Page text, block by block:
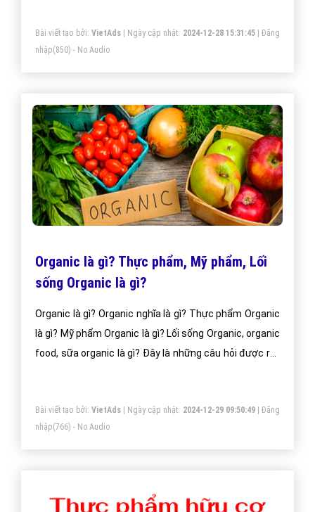
từ các hình thức quảng cáo trả tiền của Google như
Adsword.
Bài viết tạo bởi: VietAds| Ngày cập nhật: 2024-12-28 15:31:45|Đăng
nhập(850) - No Audio
Organic là gì? Thực phẩm, Mỹ phẩm, Lối
sống Organic là gì?
Organic là gì? Organic nghĩa là gì? Thực phẩm Organic
là gì? Mỹ phẩm Organic là gì? Lối sống Organic, organic
food, sữa organic là gì? Đây là những câu hỏi được rất
thành xu hướng được rất nhiều người ủng hộ trong vài
năm trở lại đây. Cùng VietAdsGroup.Vn tìm hiểu về
Organic qua bài viết sau đây.
Bài viết tạo bởi: VietAds| Ngày cập nhật: 2024-12-29 09:50:49|Đăng
nhập(766) - No Audio